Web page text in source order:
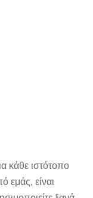
κάθε ιστότοπο
εμάς, είναι